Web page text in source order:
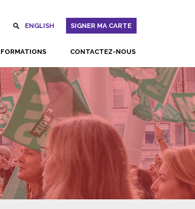
ENGLISH SIGNER MA CARTE
FORMATIONS CONTACTEZ-NOUS